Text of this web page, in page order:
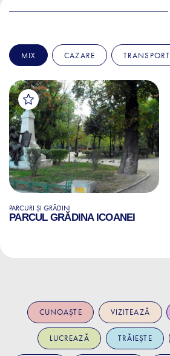
MIX CAZARE TRANSPORT
PARCURI ȘI GRĂDINI
PARCUL GRĂDINA ICOANEI
CUNOAȘTE VIZITEAZĂ
LUCREAZĂ TRĂIEȘTE